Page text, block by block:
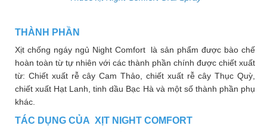
THÀNH PHẦN
Xịt chống ngáy ngủ Night Comfort là sản phẩm được bào chế
hoàn toàn từ tự nhiên với các thành phần chính được chiết xuất
từ: Chiết xuất rễ cây Cam Thảo, chiết xuất rễ cây Thục Quỳ,
chiết xuất Hạt Lanh, tinh dầu Bạc Hà và một số thành phần phụ
khác.
TÁC DỤNG CỦA XỊT NIGHT COMFORT